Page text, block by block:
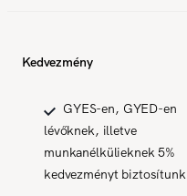
Kedvezmény
GYES-en, GYED-en
lévőknek, illetve
munkanélkülieknek 5%
kedvezményt biztosítunk